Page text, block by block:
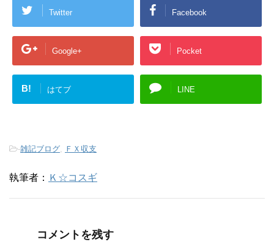
Twitter Facebook
Google+ Pocket
B! はてブ LINE
-雑記ブログ, ＦＸ収支
執筆者： Ｋ☆コスギ
コメントを残す